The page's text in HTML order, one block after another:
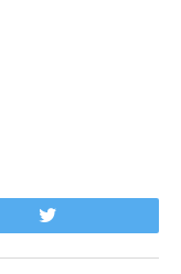
Twitter